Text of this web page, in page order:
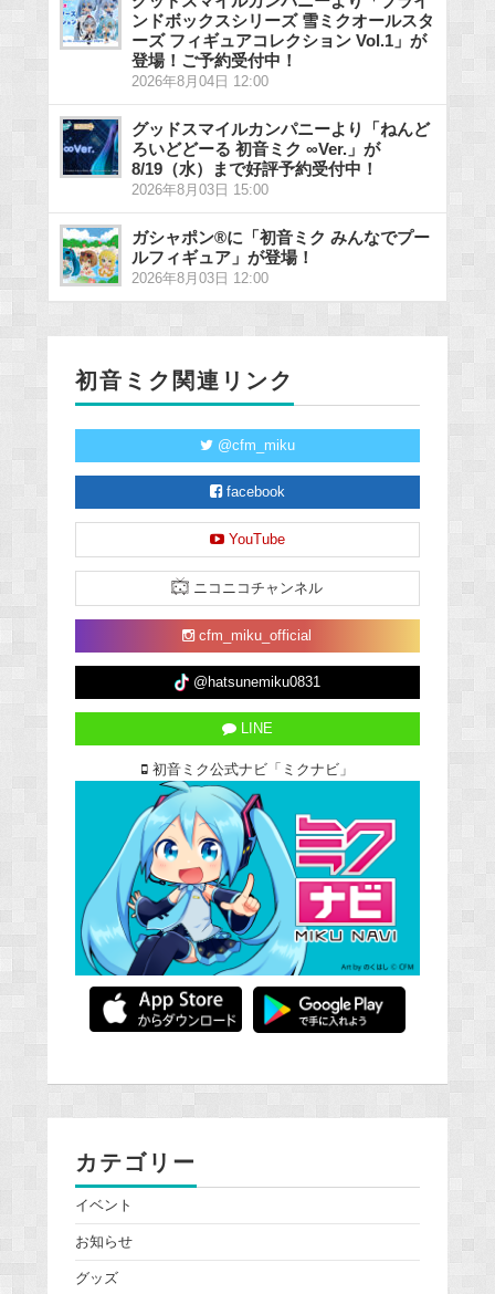
ンドボックスシリーズ 雪ミクオールスタ
ーズ フィギュアコレクション Vol.1」が
登場！ご予約受付中！
2026年8月04日 12:00
グッドスマイルカンパニーより「ねんど
ろいどどーる 初音ミク ∞Ver.」が
8/19（水）まで好評予約受付中！
2026年8月03日 15:00
ガシャポン®に「初音ミク みんなでプー
ルフィギュア」が登場！
2026年8月03日 12:00
初音ミク関連リンク
@cfm_miku
facebook
YouTube
ニコニコチャンネル
cfm_miku_official
@hatsunemiku0831
LINE
初音ミク公式ナビ「ミクナビ」
カテゴリー
イベント
お知らせ
グッズ